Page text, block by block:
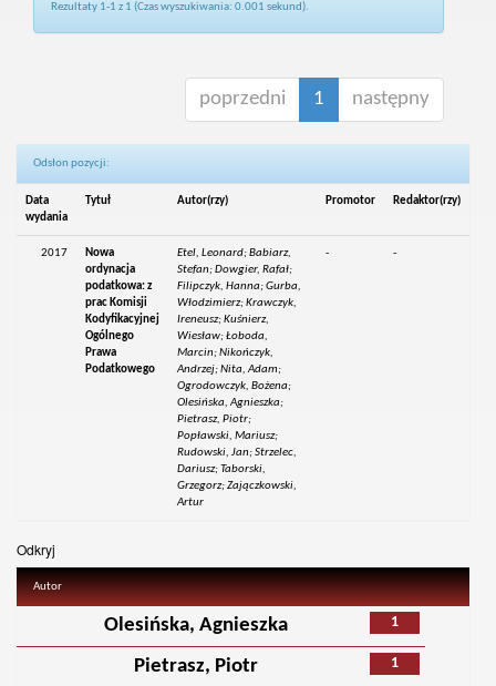
Rezultaty 1-1 z 1 (Czas wyszukiwania: 0.001 sekund).
poprzedni 1 następny
Odsłon pozycji:
Data
wydania
Tytuł Autor(rzy) Promotor Redaktor(rzy)
2017
Nowa
ordynacja
podatkowa: z
prac Komisji
Kodyfikacyjnej
Ogólnego
Prawa
Podatkowego
Etel, Leonard; Babiarz,
Stefan; Dowgier, Rafał;
Filipczyk, Hanna; Gurba,
Włodzimierz; Krawczyk,
Ireneusz; Kuśnierz,
Wiesław; Łoboda,
Marcin; Nikończyk,
Andrzej; Nita, Adam;
Ogrodowczyk, Bożena;
Olesińska, Agnieszka;
Pietrasz, Piotr;
Popławski, Mariusz;
Rudowski, Jan; Strzelec,
Dariusz; Taborski,
Grzegorz; Zajączkowski,
Artur
- -
Odkryj
Autor
1
Olesińska, Agnieszka
1
Pietrasz, Piotr